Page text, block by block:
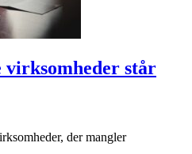
virksomheder står
der mangler